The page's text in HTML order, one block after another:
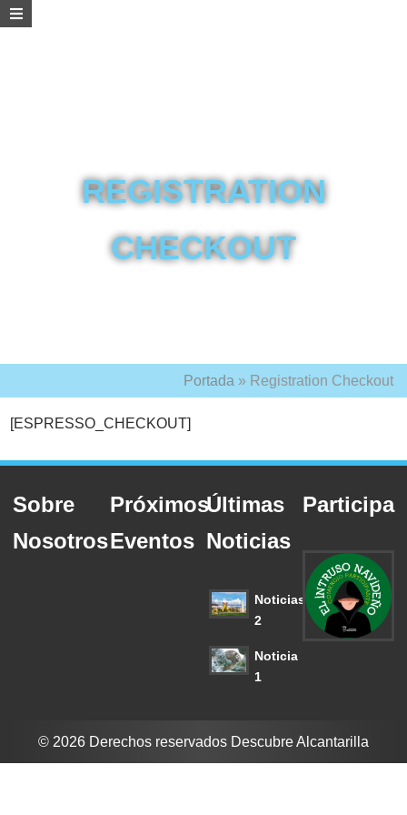
REGISTRATION
CHECKOUT
Portada » Registration Checkout
[ESPRESSO_CHECKOUT]
Sobre
Nosotros
Próximos
Eventos
Últimas
Noticias
Noticias
2
Noticia
1
Participa
© 2026 Derechos reservados Descubre Alcantarilla